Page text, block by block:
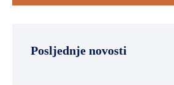
Posljednje novosti